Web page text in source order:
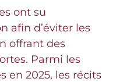
ont su
afin d’éviter les
offrant des
Parmi les
en 2025, les récits